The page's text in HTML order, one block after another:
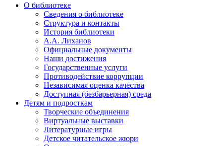
О библиотеке
Сведения о библиотеке
Структура и контакты
История библиотеки
А.А. Лиханов
Официальные документы
Наши достижения
Государственные услуги
Противодействие коррупции
Независимая оценка качества
Доступная (безбарьерная) среда
Детям и подросткам
Творческие объединения
Виртуальные выставки
Литературные игры
Детское читательское жюри